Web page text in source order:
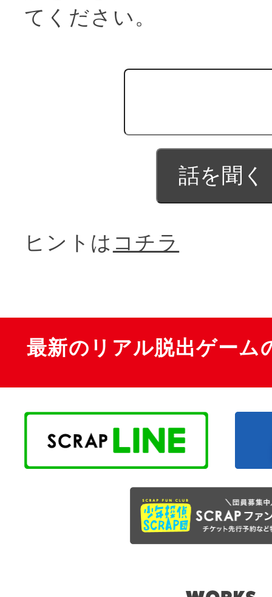
てください。
ヒントは コチラ
最新のリアル脱出ゲーム